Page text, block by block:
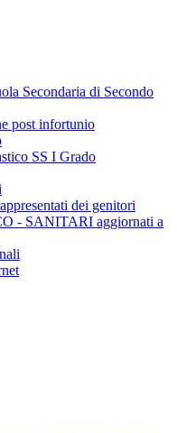
Secondaria di Secondo
post infortunio
SS I Grado
dei genitori
- SANITARI aggiornati a